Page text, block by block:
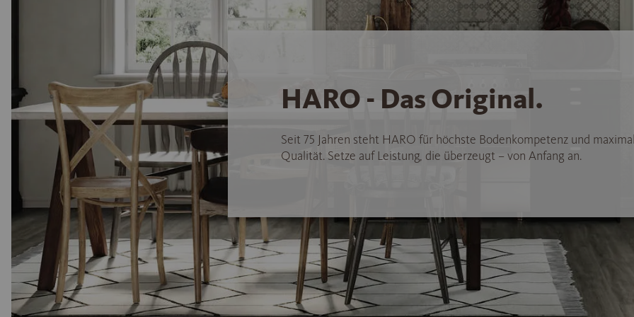
HARO - Das Original.
Seit 75 Jahren steht HARO für höchste Bodenkompetenz und
Qualität. Setze auf Leistung, die überzeugt – von Anfang an.